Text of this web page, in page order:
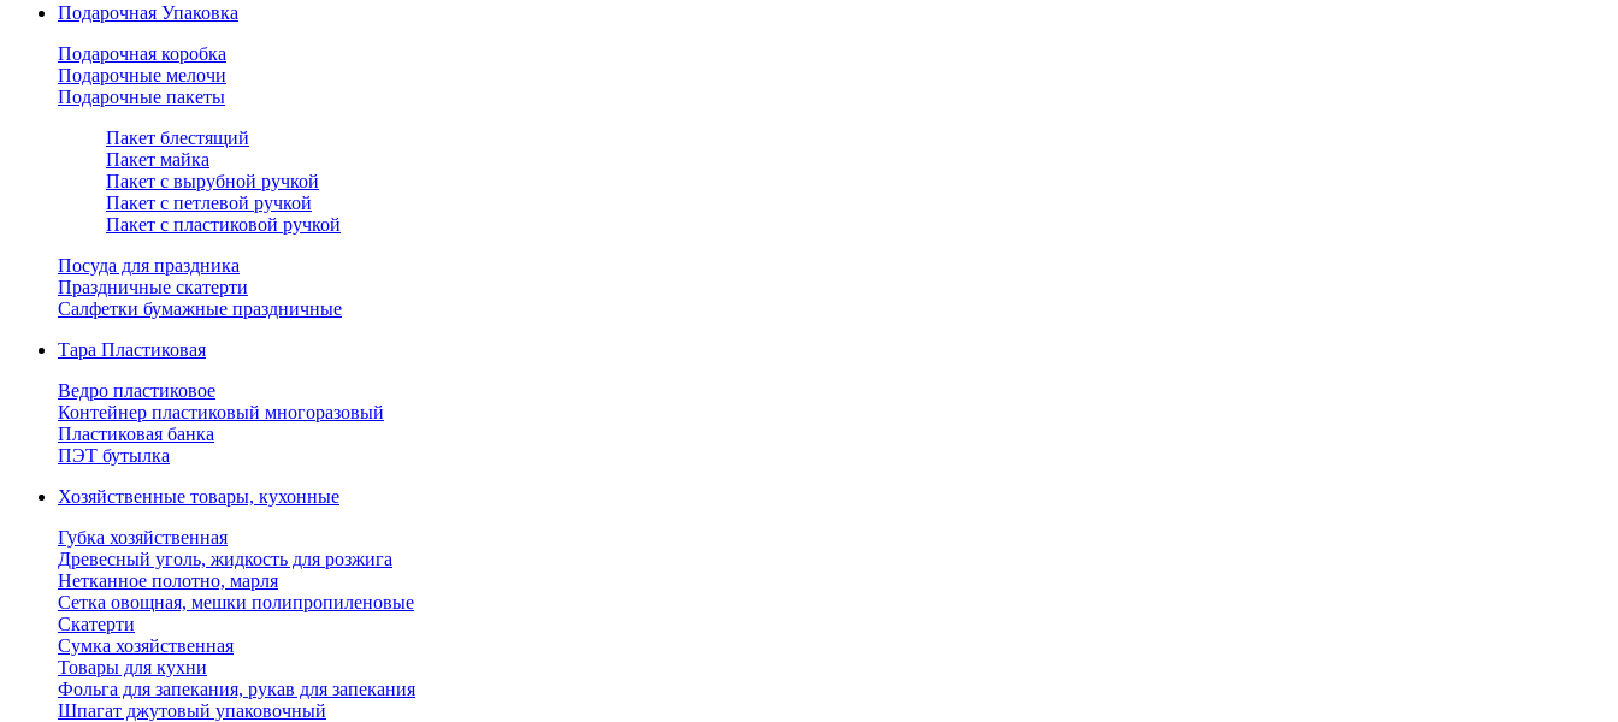
Подарочная Упаковка
Подарочная коробка
Подарочные мелочи
Подарочные пакеты
Пакет блестящий
Пакет майка
Пакет с вырубной ручкой
Пакет с петлевой ручкой
Пакет с пластиковой ручкой
Посуда для праздника
Праздничные скатерти
Салфетки бумажные праздничные
Тара Пластиковая
Ведро пластиковое
Контейнер пластиковый многоразовый
Пластиковая банка
ПЭТ бутылка
Хозяйственные товары, кухонные
Губка хозяйственная
Древесный уголь, жидкость для розжига
Нетканное полотно, марля
Сетка овощная, мешки полипропиленовые
Скатерти
Сумка хозяйственная
Товары для кухни
Фольга для запекания, рукав для запекания
Шпагат джутовый упаковочный